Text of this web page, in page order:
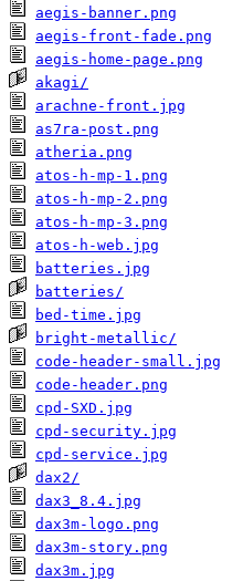
aegis-banner.png
aegis-front-fade.png
aegis-home-page.png
akagi/
arachne-front.jpg
as7ra-post.png
atheria.png
atos-h-mp-1.png
atos-h-mp-2.png
atos-h-mp-3.png
atos-h-web.jpg
batteries.jpg
batteries/
bed-time.jpg
bright-metallic/
code-header-small.jpg
code-header.png
cpd-SXD.jpg
cpd-security.jpg
cpd-service.jpg
dax2/
dax3_8.4.jpg
dax3m-logo.png
dax3m-story.png
dax3m.jpg